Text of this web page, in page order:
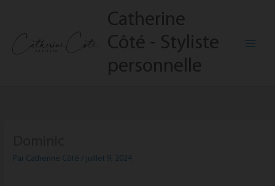
contenu
Catherine
Côté - Styliste
personnelle
Par Catherine Côté / juillet 9, 2024